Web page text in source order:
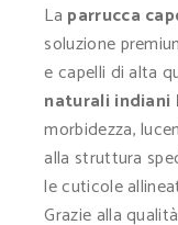
La parrucca
soluzione
e capelli di alta
naturali indiani
morbidezza,
alla struttura
le cuticole
Grazie alla